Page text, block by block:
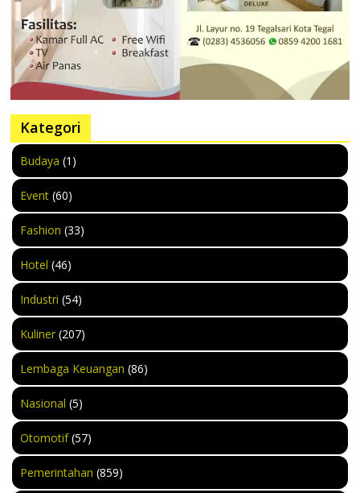
Kategori
Budaya (1)
Event (60)
Fashion (33)
Hotel (46)
Industri (54)
Kuliner (207)
Lembaga Keuangan (86)
Nasional (5)
Otomotif(57)
Pemerintahan (859)